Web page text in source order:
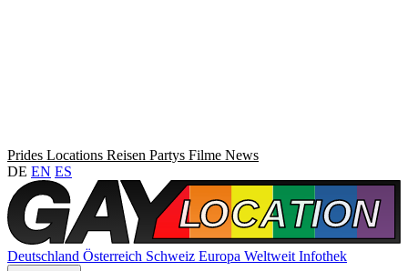
Prides Locations Reisen Partys Filme News
DE EN ES
Deutschland Österreich Schweiz Europa Weltweit Infothek